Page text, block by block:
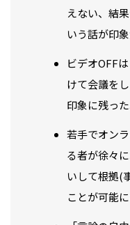
えない、結
いう話が印象
ビデオOFF
けて会議を
印象に残った
若手でオン
る者が徐々
いして根拠(
ことが可能